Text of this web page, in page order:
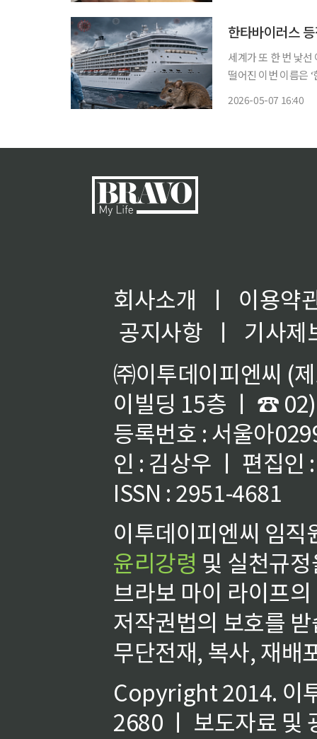
한타바이러스
세계가 또 한 번 낯
떨어진 이번 이름은
2026-05-07 16:40
회사소개 ㅣ
이용약
공지사항
ㅣ
기사제
㈜이투데이피엔씨 (
이빌딩 15층 ㅣ ☎
등록번호 : 서울아
인 : 김상우 ㅣ 편집인
ISSN : 2951-4681
이투데이피엔씨 임
윤리강령 및 실천규
브라보 마이 라이프
저작권법의 보호를
무단전재, 복사, 재배
Copyright 2014. 이
2680 ㅣ 보도자료